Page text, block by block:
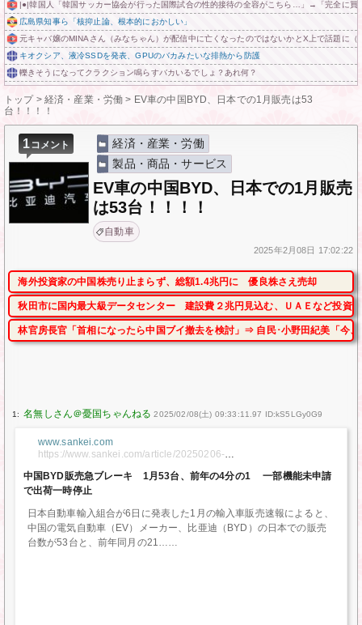
|●|韓国人「韓国サッカー協会が行った国際試合の性的接待の全容がこちら…」→「完全に買
広島県知事ら「核抑止論、根本的におかしい」
元キャバ嬢のMINAさん（みなちゃん）が配信中に亡くなったのではないかとX上で話題に
キオクシア、液冷SSDを発表、GPUのバカみたいな排熱から防護
轢きそうになってクラクション鳴らすバカいるでしょ？あれ何？
トップ> 経済・産業・労働 > EV車の中国BYD、日本での1月販売は53
台！！！！
1コメント
経済・産業・労働
製品・商品・サービス
EV車の中国BYD、日本での1月販売
は53台！！！！
自動車
2025年2月08日 17:02:22
海外投資家の中国株売り止まらず、総額1.4兆円に 優良株さえ売却
秋田市に国内最大級データセンター 建設費２兆円見込む、ＵＡＥなど投資
林官房長官「首相になったら中国ブイ撤去を検討」⇒ 自民･小野田紀美「今
1: 2025/02/08(土) 09:33:11.97 ID:kS5LGy0G9
www.sankei.com
https://www.sankei.com/article/20250206-
中国BYD販売急ブレーキ 1月53台、前年の4分の1 一部機能未申請
で出荷一時停止
日本自動車輸入組合が6日に発表した1月の輸入車販売速報によると、
中国の電気自動車（EV）メーカー、比亜迪（BYD）の日本での販売
台数が53台と、前年同月の21…